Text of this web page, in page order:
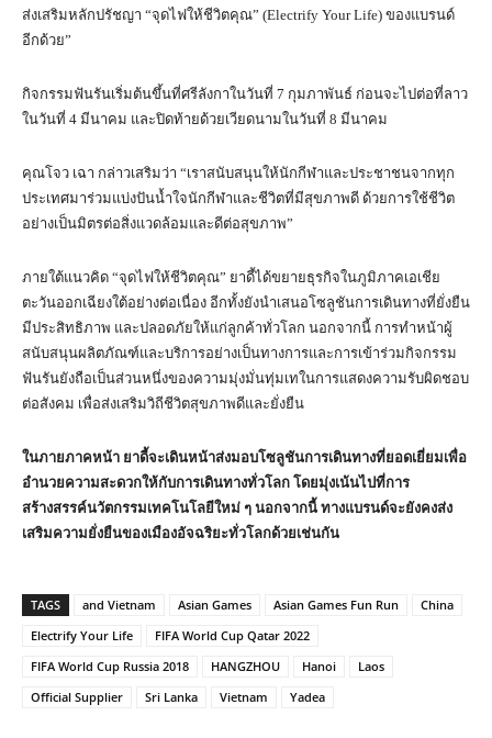
ส่งเสริมหลักปรัชญา “จุดไฟให้ชีวิตคุณ” (Electrify Your Life) ของแบรนด์
อีกด้วย”
กิจกรรมฟันรันเริ่มต้นขึ้นที่ศรีลังกาในวันที่ 7 กุมภาพันธ์ ก่อนจะไปต่อที่ลาว
ในวันที่ 4 มีนาคม และปิดท้ายด้วยเวียดนามในวันที่ 8 มีนาคม
คุณโจว เฉา กล่าวเสริมว่า “เราสนับสนุนให้นักกีฬาและประชาชนจากทุก
ประเทศมาร่วมแบ่งปันน้ำใจนักกีฬาและชีวิตที่มีสุขภาพดี ด้วยการใช้ชีวิต
อย่างเป็นมิตรต่อสิ่งแวดล้อมและดีต่อสุขภาพ”
ภายใต้แนวคิด “จุดไฟให้ชีวิตคุณ” ยาดี้ได้ขยายธุรกิจในภูมิภาคเอเชีย
ตะวันออกเฉียงใต้อย่างต่อเนื่อง อีกทั้งยังนำเสนอโซลูชันการเดินทางที่ยั่งยืน
มีประสิทธิภาพ และปลอดภัยให้แก่ลูกค้าทั่วโลก นอกจากนี้ การทำหน้าผู้
สนับสนุนผลิตภัณฑ์และบริการอย่างเป็นทางการและการเข้าร่วมกิจกรรม
ฟันรันยังถือเป็นส่วนหนึ่งของความมุ่งมั่นทุ่มเทในการแสดงความรับผิดชอบ
ต่อสังคม เพื่อส่งเสริมวิถีชีวิตสุขภาพดีและยั่งยืน
ในภายภาคหน้า ยาดี้จะเดินหน้าส่งมอบโซลูชันการเดินทางที่ยอดเยี่ยมเพื่อ
อำนวยความสะดวกให้กับการเดินทางทั่วโลก โดยมุ่งเน้นไปที่การ
สร้างสรรค์นวัตกรรมเทคโนโลยีใหม่ ๆ นอกจากนี้ ทางแบรนด์จะยังคงส่ง
เสริมความยั่งยืนของเมืองอัจฉริยะทั่วโลกด้วยเช่นกัน
TAGS and Vietnam Asian Games Asian Games Fun Run
China
Electrify Your Life
FIFA World Cup Qatar 2022
FIFA World Cup Russia 2018
HANGZHOU Hanoi
Laos
Official Supplier
Sri Lanka Vietnam Yadea